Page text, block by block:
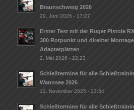
Braunschweig 2026
29. Juni 2026 - 17:27
Erster Test mit der Ruger Pistole
300 Rotpunkt und direkter
Adapterplatten
2. Mai 2026 - 22:23
Schießtermine für alle
Wannsee 2026
12. November 2025 - 23:34
Schießtermine für alle